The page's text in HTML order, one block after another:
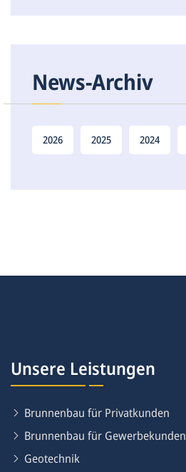
News-Archiv
2026 2025 2024
Unsere Leistungen
Brunnenbau für Privatkunden
Brunnenbau für Gewerbekunden
Geotechnik